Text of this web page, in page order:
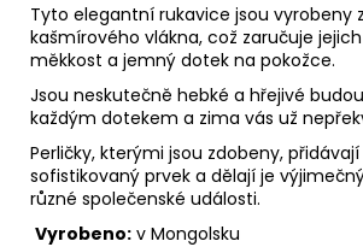
Tyto elegantní rukavice jsou vyrobeny
kašmírového vlákna, což zaručuje
měkkost a jemný dotek na pokožce.
Jsou neskutečně hebké a hřejivé
každým dotekem a zima vás už
Perličky, kterými jsou zdobeny,
sofistikovaný prvek a dělají je
různé společenské události.
Vyrobeno: v Mongolsku